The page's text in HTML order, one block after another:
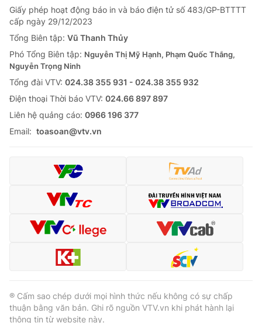
THỜI BÁO VTV
Theo dõi báo trên
Cơ quan chủ quản: Đài Truyền hình Việt Nam
Cơ quan báo chí:Thời báo VTV
cấp ngày 29/12/2023
Tổng Biên tập:
Vũ Thanh Thủy
Phó Tổng Biên tập:
Nguyễn Thị Mỹ Hạnh, Phạm Quốc Thắng,
Nguyễn Trọng Ninh
Tổng đài VTV:024.38 355 931 - 024.38 355 932
Liên hệ quảng cáo:
Giấy phép hoạt động báo in và báo điện tử số 483/GP-BTTTT
cấp ngày 29/12/2023
Tổng Biên tập: Vũ Thanh Thủy
Phó Tổng Biên tập: Nguyễn Thị Mỹ Hạnh, Phạm Quốc Thắng,
Nguyễn Trọng Ninh
Tổng đài VTV: 024.38 355 931 - 024.38 355 932
Ðiện thoại Thời báo VTV: 024.66 897 897
Liên hệ quảng cáo: 0966 196 377
Email: toasoan@vtv.vn
® Cấm sao chép dưới mọi hình thức nếu không có sự chấp
thuận bằng văn bản. Ghi rõ nguồn VTV.vn khi phát hành lại
thông tin từ website này.